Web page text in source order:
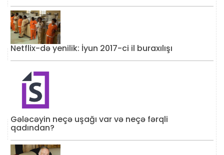
Netflix-də yenilik: İyun 2017-ci il buraxılışı
Gələcəyin neçə uşağı var və neçə fərqli
qadından?